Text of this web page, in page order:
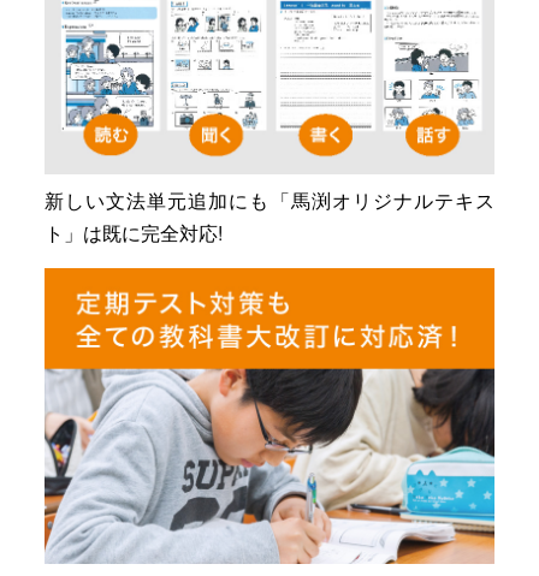
新しい文法単元追加にも「馬渕オリジナルテキス
ト」は既に完全対応!